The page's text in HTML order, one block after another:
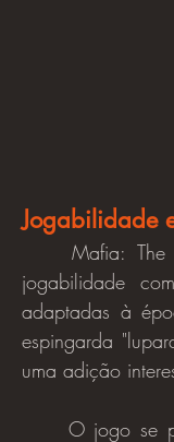
Jogabilidade
jogabilidade
adaptadas à
espingarda
uma adição